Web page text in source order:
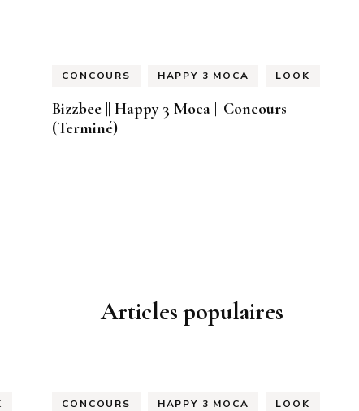
CONCOURS HAPPY 3 MOCA LOOK
Bizzbee || Happy 3 Moca || Concours
(Terminé)
Articles populaires
CONCOURS HAPPY 3 MOCA LOOK